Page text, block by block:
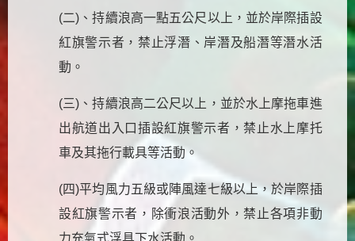
(二)、持續浪高一點五公尺以上，並於岸際插設
紅旗警示者，禁止浮潛、岸潛及船潛等潛水活
動。
(三)、持續浪高二公尺以上，並於水上摩拖車進
出航道出入口插設紅旗警示者，禁止水上摩托
車及其拖行載具等活動。
(四)平均風力五級或陣風達七級以上，於岸際插
設紅旗警示者，除衝浪活動外，禁止各項非動